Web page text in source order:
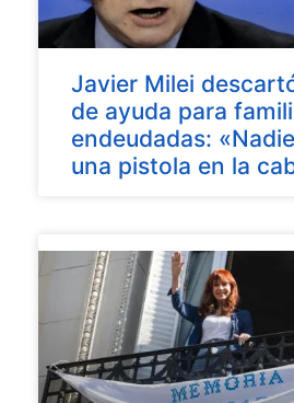
Javier Milei
de ayuda para
endeudadas:
una pistola en la